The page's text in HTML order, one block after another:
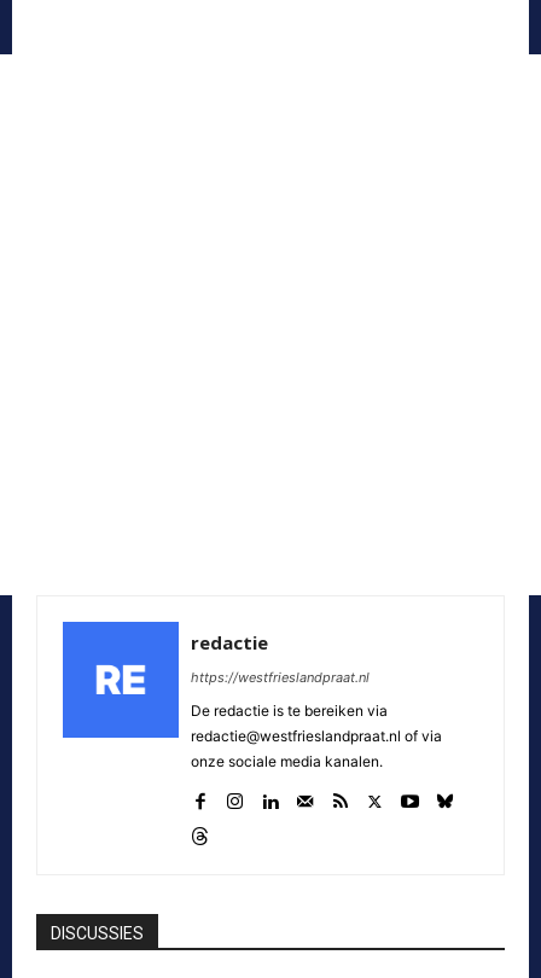
redactie
https://westfrieslandpraat.nl
De redactie is te bereiken via
redactie@westfrieslandpraat.nl of via
onze sociale media kanalen.
DISCUSSIES